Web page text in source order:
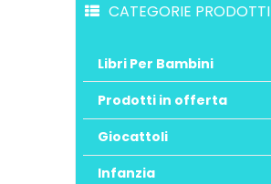
CATEGORIE PRODOTTI
Libri Per Bambini
Prodotti in offerta
Giocattoli
Infanzia